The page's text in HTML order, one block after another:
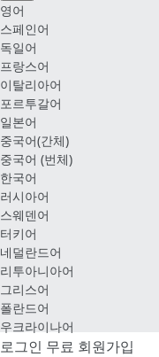
영어
스페인어
독일어
프랑스어
이탈리아어
포르투갈어
일본어
중국어(간체)
중국어 (번체)
한국어
러시아어
스웨덴어
터키어
네덜란드어
리투아니아어
그리스어
폴란드어
우크라이나어
로그인 무료 회원가입